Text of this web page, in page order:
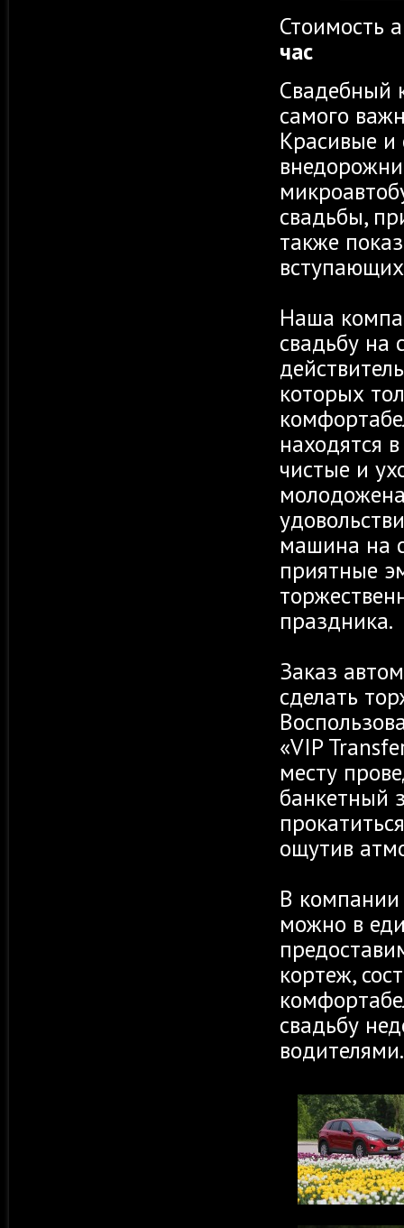
Стоимость
час
Свадебный
самого
Красивые
свадьбы,
также
Наша
свадьбу на
которых
находятся
чистые и
машина на
приятные
праздника.
Заказ
сделать
«VIP
месту
банкетный
ощутив
В компании
можно в
кортеж,
свадьбу
водителями.